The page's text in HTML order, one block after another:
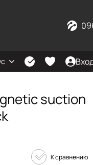
suction
К сравнению